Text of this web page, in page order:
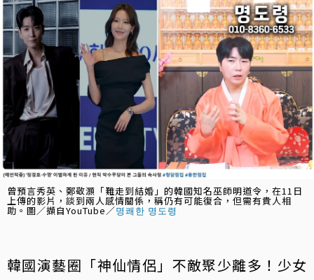
曾預言秀英、鄭敬灝「難走到結婚」的韓國知名巫師明道令，在11日
上傳的影片，談到兩人感情關係，稱仍有可能復合，但需有貴人相
助。圖／擷自YouTube／명쾌한 명도령
韓國演藝圈「神仙情侶」不敵聚少離多！少女